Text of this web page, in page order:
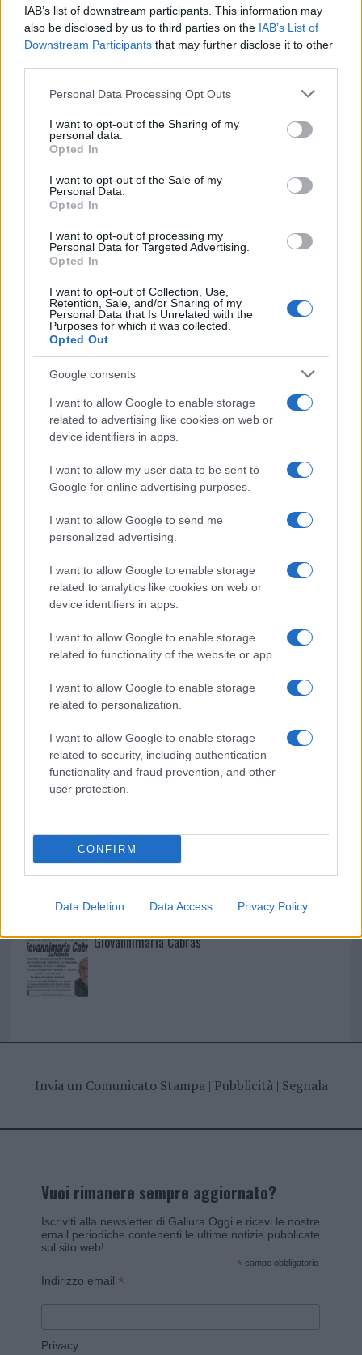
IAB’s list of downstream participants. This information may
also be disclosed by us to third parties on the IAB’s List of
Downstream Participants that may further disclose it to other
Please note that this website/app uses one or more Google
not limited to your visit or usage behaviour. You may click to
grant or deny consent to Google and its third-party tags to
use your data for below specified purposes in below Google
consent section.
Personal Data Processing Opt Outs
I want to opt-out of the Sharing of my
personal data.
Opted In
I want to opt-out of the Sale of my
Personal Data.
Opted In
I want to opt-out of processing my
Personal Data for Targeted Advertising.
Opted In
I want to opt-out of Collection, Use,
Retention, Sale, and/or Sharing of my
Personal Data that Is Unrelated with the
Purposes for which it was collected.
Opted Out
Google consents
I want to allow Google to enable storage
related to advertising like cookies on web or
device identifiers in apps.
I want to allow my user data to be sent to
Google for online advertising purposes.
I want to allow Google to send me
personalized advertising.
I want to allow Google to enable storage
related to analytics like cookies on web or
device identifiers in apps.
I want to allow Google to enable storage
related to functionality of the website or app.
I want to allow Google to enable storage
related to personalization.
I want to allow Google to enable storage
related to security, including authentication
functionality and fraud prevention, and other
user protection.
CONFIRM
Data Deletion Data Access Privacy Policy
Gallura, finti clienti svuotano le suite: furto da
50mila nel resort
Meteo Olbia 7 agosto, sole e caldo tornano
protagonisti
Test tunnel Olbia: rampe chiuse ancora fino a
fine agosto
Aggius conquista la classifica delle mete più
NECROLOGIE
Mario Malu
Paolo Pinna
Martina Agostina Diturco
I nostri cari
I nostri cari
Giovannimaria Cabras
Invia un Comunicato Stampa| Pubblicità| Segnala
Vuoi rimanere sempre aggiornato?
Iscriviti alla newsletter di Gallura Oggi e ricevi le nostre
email periodiche contenenti le ultime notizie pubblicate
sul sito web!
* campo obbligatorio
Indirizzo email *
Privacy